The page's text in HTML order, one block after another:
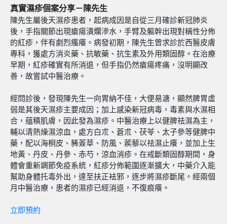
真實濕疹個案分享－ 陳先生
陳先生屬後天濕疹患者，起病成因是自從三月確診新冠肺炎
後，手指關節出現瘡瘍潰爛滲水，手臂及軀幹出現對稱性分佈
的紅疹，伴有劇烈瘙癢。病發初期，陳先生曾求診於西醫皮膚
專科，獲處方消炎藥、抗敏藥、抗生素及外用類固醇。在治療
早期，紅疹確實有所消退，但手指仍然瘡瘍疼痛，沒明顯改
善，故嘗試中醫治療。
經問診後，發現陳先生一向胃納不佳，大便易溏，顯然脾胃虛
弱是其後天濕疹主要成因；加上感染新冠病毒，毒素與水濕相
合，蘊積肌膚，因此發為濕疹。中醫治療上以健脾祛濕為主，
輔以清熱燥濕涼血，處方白朮、蒼朮、茯苓、太子參等健脾中
藥，配以海桐皮、豨薟草、防風、蒺藜以祛濕止癢，並加上生
地黃、丹皮、丹參、赤芍，涼血消疹。在戒斷類固醇期間，身
體會重新調節免疫系統，紅疹分佈範圍逐漸擴大，中藥介入能
幫助身體托毒外出，達至扶正袪邪，逐步將濕疹斷尾。經兩個
月中醫治療，患者的濕疹已經消退，不復痕癢。
立即預約